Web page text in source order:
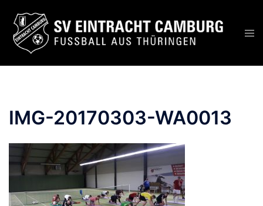
Inhalt
springen
IMG-20170303-WA0013